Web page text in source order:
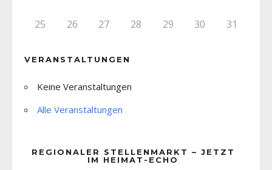
25 26 27 28 29 30 31
VERANSTALTUNGEN
Keine Veranstaltungen
Alle Veranstaltungen
REGIONALER STELLENMARKT – JETZT
IM HEIMAT-ECHO